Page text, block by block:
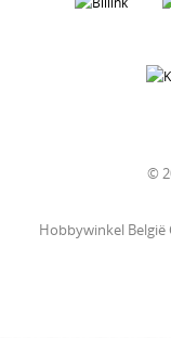
©
Hobbywinkel